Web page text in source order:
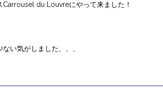
du Louvreにやって来ました！
い気がしました、、、